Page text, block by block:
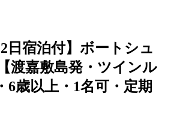
日宿泊付】ボートシュ
渡嘉敷島発・ツインル
6歳以上・1名可・定期